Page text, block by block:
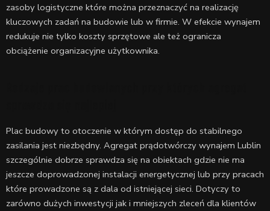
zasoby logistyczne które można przeznaczyć na realizację
kluczowych zadań na budowie lub w firmie. W efekcie wynajem
redukuje nie tylko koszty sprzętowe ale też ogranicza
obciążenie organizacyjne użytkownika.
Plac budowy to otoczenie w którym dostęp do stabilnego
zasilania jest niezbędny. Agregat prądotwórczy wynajem Lublin
szczególnie dobrze sprawdza się na obiektach gdzie nie ma
jeszcze doprowadzonej instalacji energetycznej lub przy pracach
które prowadzone są z dala od istniejącej sieci. Dotyczy to
zarówno dużych inwestycji jak i mniejszych zleceń dla klientów